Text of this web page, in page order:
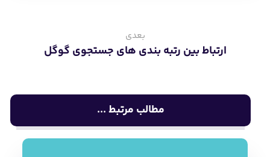
بعدی
ارتباط بین رتبه بندی های جستجوی گوگل
مطالب مرتبط ...